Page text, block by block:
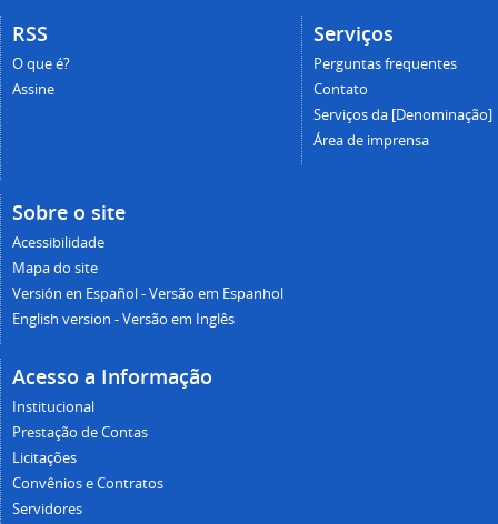
Serviços
Perguntas frequentes
Contato
Serviços da [Denominação]
Área de imprensa
RSS
O que é?
Assine
Sobre o site
Acessibilidade
Mapa do site
Versión en Español - Versão em Espanhol
English version - Versão em Inglês
Acesso a Informação
Institucional
Prestação de Contas
Licitações
Convênios e Contratos
Servidores